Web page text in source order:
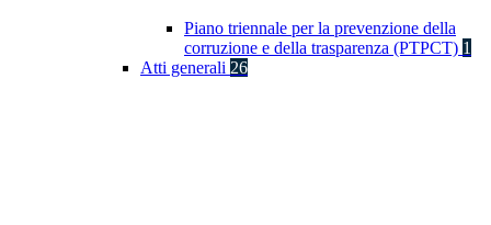
Piano triennale per la prevenzione della
corruzione e della trasparenza (PTPCT) 1
Atti generali 26